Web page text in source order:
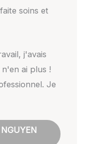
soins et
j'avais
ai plus !
Je